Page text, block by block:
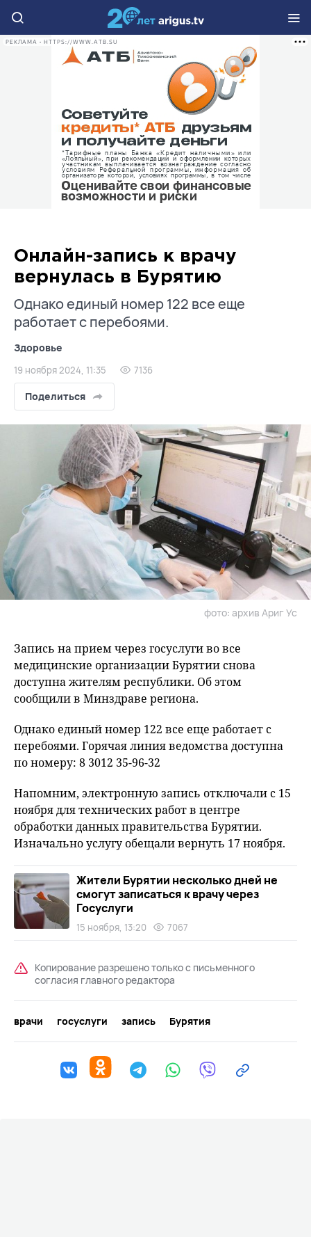
РЕКЛАМА • HTTPS://WWW.ATB.SU
Онлайн-запись к врачу
вернулась в Бурятию
Однако единый номер 122 все еще
работает с перебоями.
Здоровье
19 ноября 2024, 11:35 7136
Поделиться
фото: архив Ариг Ус
Запись на прием через госуслуги во все
медицинские организации Бурятии снова
доступна жителям республики. Об этом
сообщили в Минздраве региона.
Однако единый номер 122 все еще работает с
перебоями. Горячая линия ведомства доступна
по номеру: 8 3012 35-96-32
Напомним, электронную запись отключали с 15
ноября для технических работ в центре
обработки данных правительства Бурятии.
Изначально услугу обещали вернуть 17 ноября.
Жители Бурятии несколько дней не
смогут записаться к врачу через
Госуслуги
15 ноября, 13:20 7067
Копирование разрешено только с письменного
согласия главного редактора
врачи госуслуги запись Бурятия